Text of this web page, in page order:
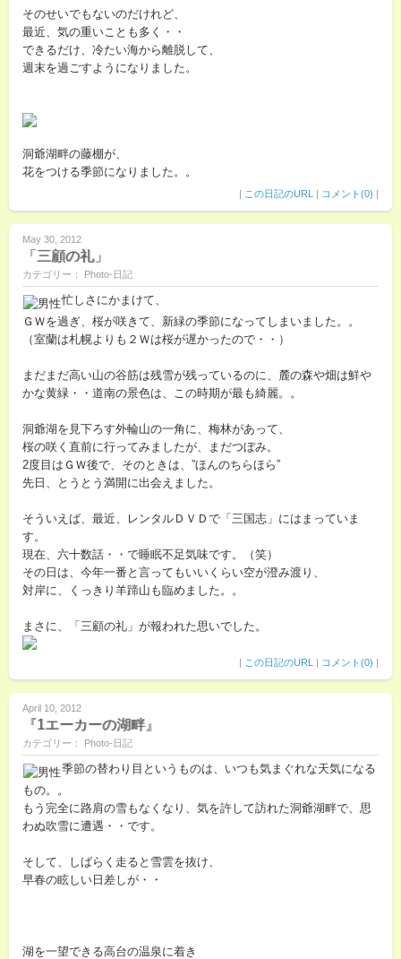
そのせいでもないのだけれど、
最近、気の重いことも多く・・
できるだけ、冷たい海から離脱して、
週末を過ごすようになりました。
洞爺湖畔の藤棚が、
花をつける季節になりました。。
| この日記のURL | コメント(0) |
May 30, 2012
「三顧の礼」
カテゴリー： Photo-日記
忙しさにかまけて、
ＧＷを過ぎ、桜が咲きて、新緑の季節になってしまいました。。
（室蘭は札幌よりも２Ｗは桜が遅かったので・・）
まだまだ高い山の谷筋は残雪が残っているのに、麓の森や畑は鮮や
かな黄緑・・道南の景色は、この時期が最も綺麗。。
洞爺湖を見下ろす外輪山の一角に、梅林があって、
桜の咲く直前に行ってみましたが、まだつぼみ。
2度目はＧＷ後で、そのときは、”ほんのちらほら”
先日、とうとう満開に出会えました。
そういえば、最近、レンタルＤＶＤで「三国志」にはまっていま
す。
現在、六十数話・・で睡眠不足気味です。（笑）
その日は、今年一番と言ってもいいくらい空が澄み渡り、
対岸に、くっきり羊蹄山も臨めました。。
まさに、「三顧の礼」が報われた思いでした。
| この日記のURL | コメント(0) |
April 10, 2012
『1エーカーの湖畔』
カテゴリー： Photo-日記
季節の替わり目というものは、いつも気まぐれな天気になる
もの。。
もう完全に路肩の雪もなくなり、気を許して訪れた洞爺湖畔で、思
わぬ吹雪に遭遇・・です。
そして、しばらく走ると雪雲を抜け、
早春の眩しい日差しが・・
湖を一望できる高台の温泉に着き